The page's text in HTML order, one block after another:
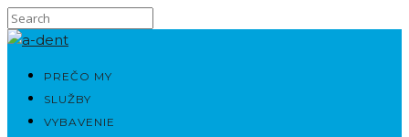
PREČO MY
SLUŽBY
VYBAVENIE